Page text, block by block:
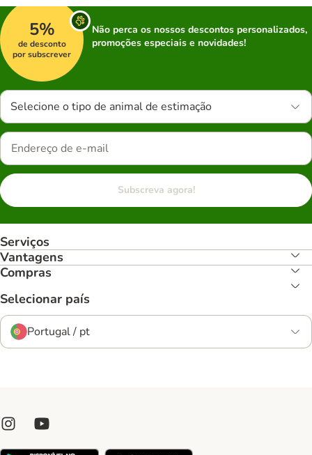
5%
de desconto
por subscrever
Não perca os nossos descontos personalizados,
promoções especiais e novidades!
Selecione o tipo de animal de estimação
Subscreva agora!
Serviços
Vantagens
Compras
Selecionar país
Portugal / pt